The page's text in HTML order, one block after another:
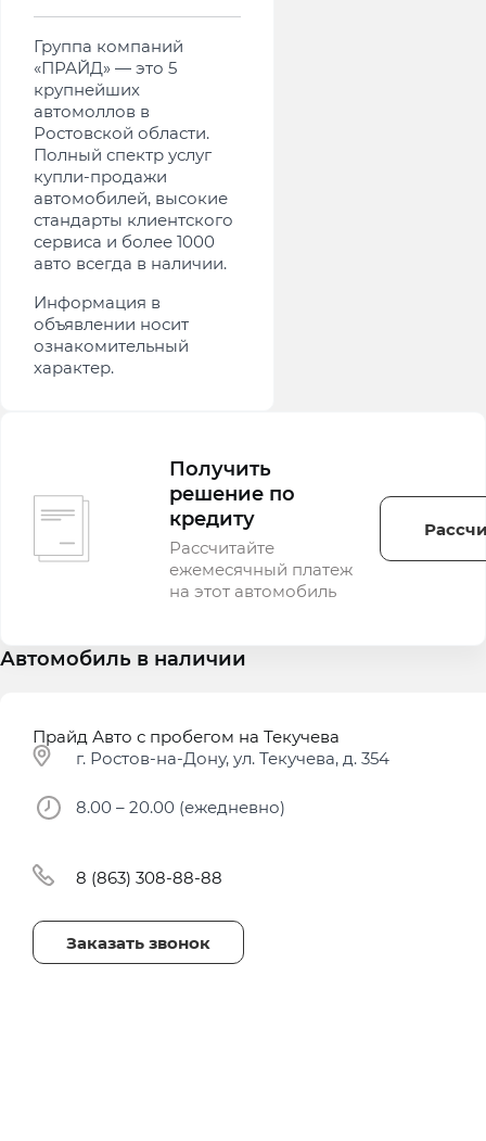
Группа компаний
«ПРАЙД» — это 5
крупнейших
автомоллов в
Ростовской области.
Полный спектр услуг
купли-продажи
автомобилей, высокие
стандарты клиентского
сервиса и более 1000
авто всегда в наличии.
Информация в
объявлении носит
ознакомительный
характер.
Получить
решение по
кредиту
Рассчитайте
ежемесячный платеж
на этот автомобиль
Автомобиль в наличии
Прайд Авто с пробегом на Текучева
г. Ростов-на-Дону, ул. Текучева, д. 354
8.00 – 20.00 (ежедневно)
8 (863) 308-88-88
Заказать звонок